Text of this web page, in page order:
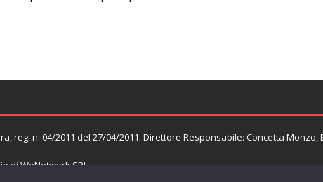
reg. n. 04/2011 del 27/04/2011. Direttore Responsabile: Concetta Monzo,
di WeNetwork SRL